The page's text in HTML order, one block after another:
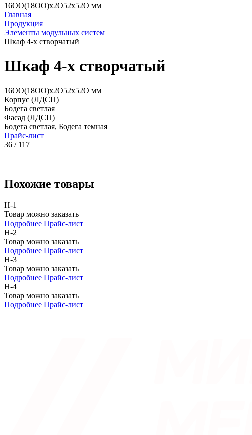
16ОО(18ОО)х2О52х52О мм
Главная
Продукция
Элементы модульных систем
Шкаф 4-х створчатый
Шкаф 4-х створчатый
16ОО(18ОО)х2О52х52О мм
Корпус (ЛДСП)
Бодега светлая
Фасад (ЛДСП)
Бодега светлая, Бодега темная
Прайс-лист
36 / 117
Похожие товары
Н-1
Товар можно заказать
Подробнее Прайс-лист
Н-2
Товар можно заказать
Подробнее Прайс-лист
Н-3
Товар можно заказать
Подробнее Прайс-лист
Н-4
Товар можно заказать
Подробнее Прайс-лист